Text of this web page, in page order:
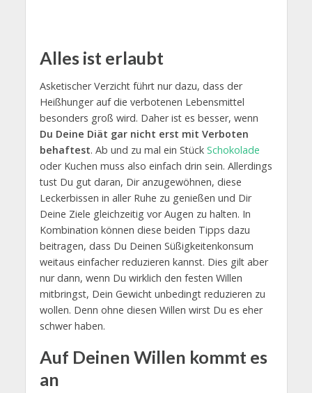
Alles ist erlaubt
Asketischer Verzicht führt nur dazu, dass der
Heißhunger auf die verbotenen Lebensmittel
besonders groß wird. Daher ist es besser, wenn
Du Deine Diät gar nicht erst mit Verboten
behaftest. Ab und zu mal ein Stück Schokolade
oder Kuchen muss also einfach drin sein. Allerdings
tust Du gut daran, Dir anzugewöhnen, diese
Leckerbissen in aller Ruhe zu genießen und Dir
Deine Ziele gleichzeitig vor Augen zu halten. In
Kombination können diese beiden Tipps dazu
beitragen, dass Du Deinen Süßigkeitenkonsum
weitaus einfacher reduzieren kannst. Dies gilt aber
nur dann, wenn Du wirklich den festen Willen
mitbringst, Dein Gewicht unbedingt reduzieren zu
wollen. Denn ohne diesen Willen wirst Du es eher
schwer haben.
Auf Deinen Willen kommt es
an